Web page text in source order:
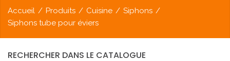
Accueil / Produits / Cuisine / Siphons /
Siphons tube pour éviers
RECHERCHER DANS LE CATALOGUE